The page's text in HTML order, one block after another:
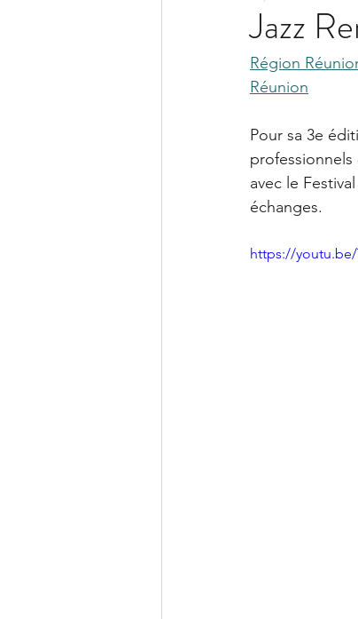
Jazz
Région
Réunion
Pour sa 3e
avec le
échanges.
https://youtu.be/